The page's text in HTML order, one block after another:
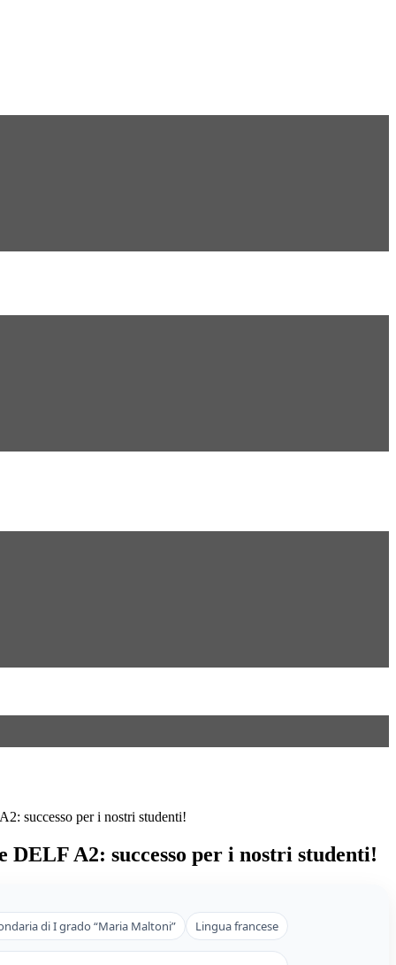
successo per i nostri studenti!
DELF A2: successo per i nostri studenti!
di I grado “Maria Maltoni” Lingua francese